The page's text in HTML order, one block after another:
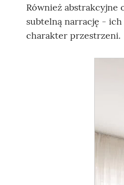
Również abstrakcyjne
subtelną narrację -
charakter przestrzeni.